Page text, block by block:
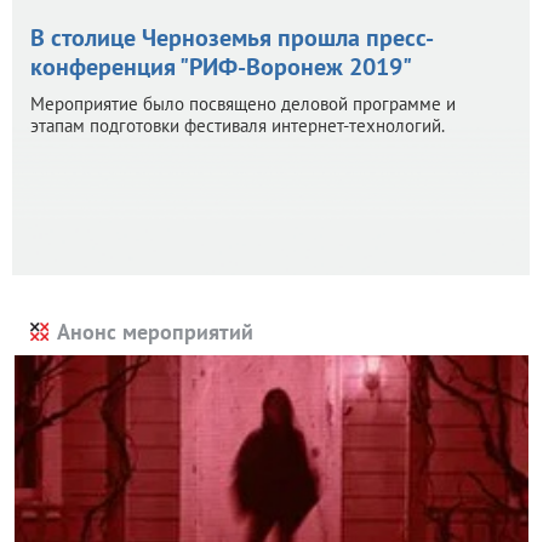
В столице Черноземья прошла пресс-
конференция "РИФ-Воронеж 2019"
Мероприятие было посвящено деловой программе и
этапам подготовки фестиваля интернет-технологий.
Анонс мероприятий